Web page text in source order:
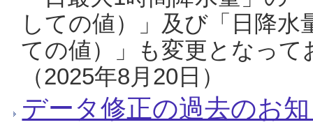
しての値）」及び「日降
ての値）」も変更となっ
（2025年8月20日）
データ修正の過去のお